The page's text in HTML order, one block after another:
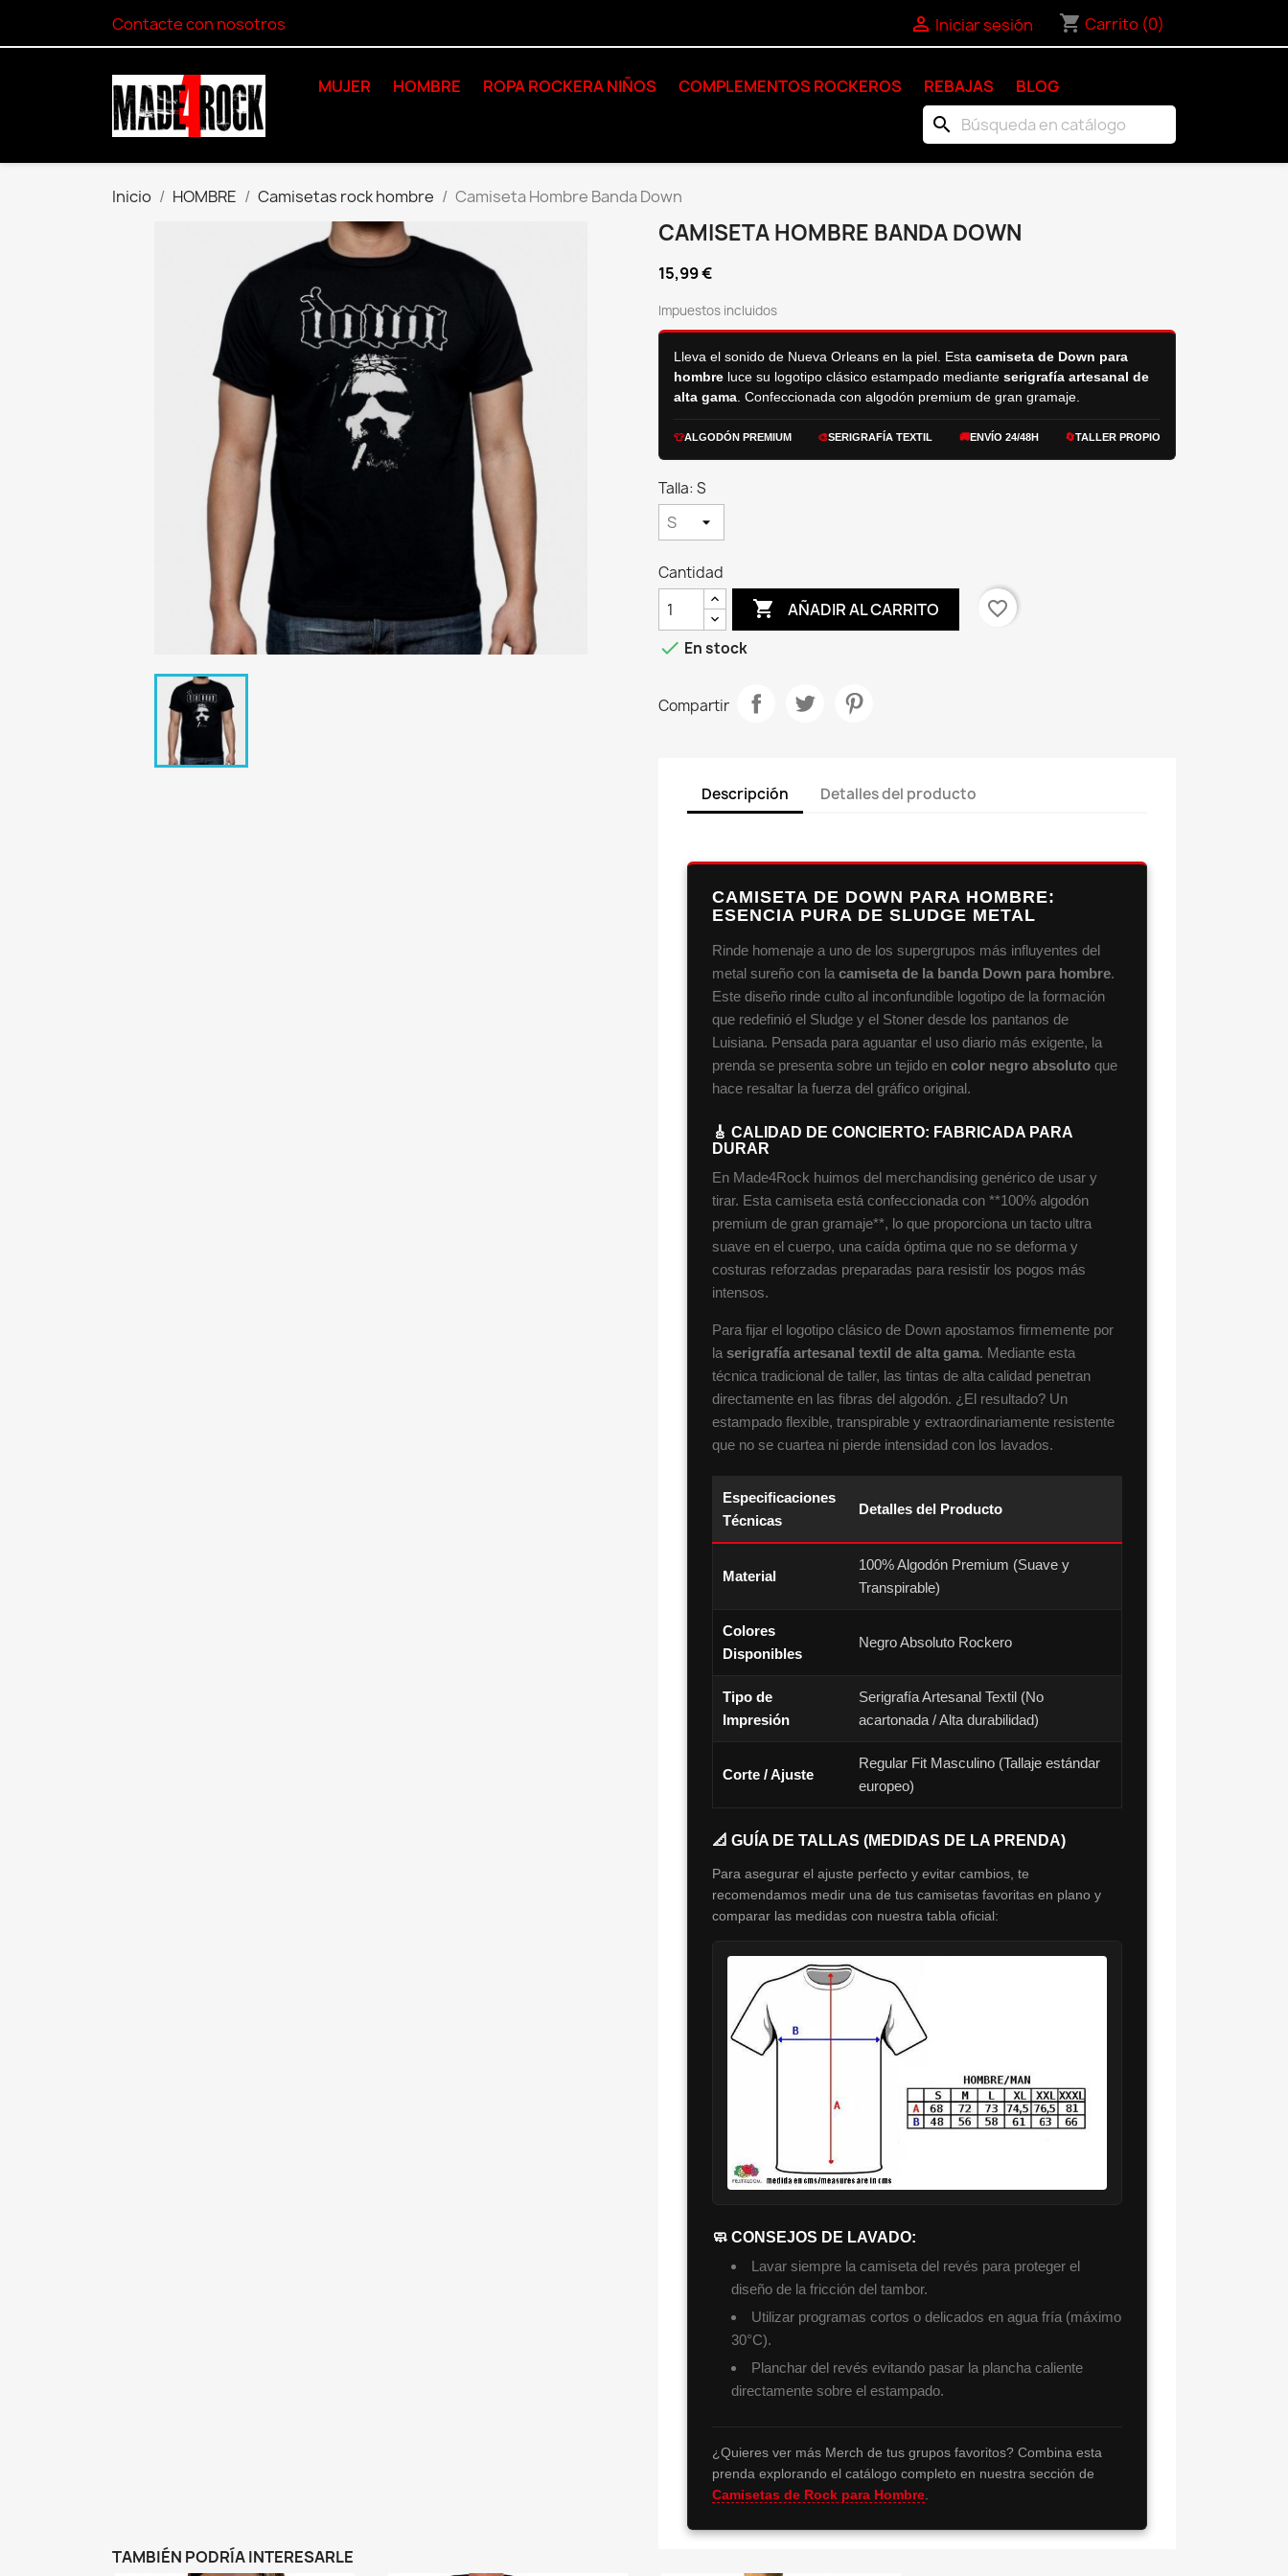
Contacte con nosotros  Iniciar sesión shopping_cart Carrito (0)
MUJER HOMBRE ROPA ROCKERA NIÑOS COMPLEMENTOS ROCKEROS REBAJAS BLOG
search
Inicio HOMBRE Camisetas rock hombre Camiseta Hombre Banda Down
CAMISETA HOMBRE BANDA DOWN
15,99 €
Impuestos incluidos
Lleva el sonido de Nueva Orleans en la piel. Esta camiseta de Down para
hombre luce su logotipo clásico estampado mediante serigrafía artesanal de
alta gama . Confeccionada con algodón premium de gran gramaje.
👕ALGODÓN PREMIUM 🎨SERIGRAFÍA TEXTIL 🚚ENVÍO 24/48H 🔄TALLER PROPIO
Talla: S
Cantidad
 AÑADIR AL CARRITO
favorite_border
 En stock
Compartir
Descripción Detalles del producto
CAMISETA DE DOWN PARA HOMBRE:
ESENCIA PURA DE SLUDGE METAL
Rinde homenaje a uno de los supergrupos más influyentes del
metal sureño con la camiseta de la banda Down para hombre.
Este diseño rinde culto al inconfundible logotipo de la formación
que redefinió el Sludge y el Stoner desde los pantanos de
Luisiana. Pensada para aguantar el uso diario más exigente, la
prenda se presenta sobre un tejido en color negro absoluto que
hace resaltar la fuerza del gráfico original.
🎸 CALIDAD DE CONCIERTO: FABRICADA PARA
DURAR
En Made4Rock huimos del merchandising genérico de usar y
tirar. Esta camiseta está confeccionada con **100% algodón
premium de gran gramaje**, lo que proporciona un tacto ultra
suave en el cuerpo, una caída óptima que no se deforma y
costuras reforzadas preparadas para resistir los pogos más
intensos.
Para fijar el logotipo clásico de Down apostamos firmemente por
la serigrafía artesanal textil de alta gama. Mediante esta
técnica tradicional de taller, las tintas de alta calidad penetran
directamente en las fibras del algodón. ¿El resultado? Un
estampado flexible, transpirable y extraordinariamente resistente
que no se cuartea ni pierde intensidad con los lavados.
Especificaciones
Técnicas
Detalles del Producto
Material
100% Algodón Premium (Suave y
Transpirable)
Colores
Disponibles
Negro Absoluto Rockero
Tipo de
Impresión
Serigrafía Artesanal Textil (No
acartonada / Alta durabilidad)
Corte / Ajuste
Regular Fit Masculino (Tallaje estándar
europeo)
📐 GUÍA DE TALLAS (MEDIDAS DE LA PRENDA)
Para asegurar el ajuste perfecto y evitar cambios, te
recomendamos medir una de tus camisetas favoritas en plano y
comparar las medidas con nuestra tabla oficial:
🧼 CONSEJOS DE LAVADO:
Lavar siempre la camiseta del revés para proteger el
diseño de la fricción del tambor.
Utilizar programas cortos o delicados en agua fría (máximo
30°C).
Planchar del revés evitando pasar la plancha caliente
directamente sobre el estampado.
¿Quieres ver más Merch de tus grupos favoritos? Combina esta
prenda explorando el catálogo completo en nuestra sección de
Camisetas de Rock para Hombre.
TAMBIÉN PODRÍA INTERESARLE